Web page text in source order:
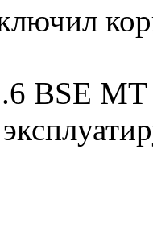
BSE